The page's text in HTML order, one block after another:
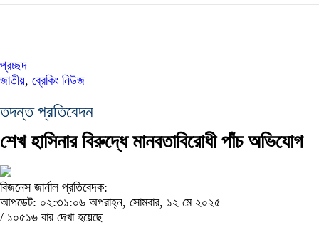
প্রচ্ছদ
জাতীয়, ব্রেকিং নিউজ
তদন্ত প্রতিবেদন
শেখ হাসিনার বিরুদ্ধে মানবতাবিরোধী পাঁচ অভিযোগ
বিজনেস জার্নাল প্রতিবেদক:
আপডেট: ০২:৩১:০৬ অপরাহ্ন, সোমবার, ১২ মে ২০২৫
/ ১০৫১৬ বার দেখা হয়েছে